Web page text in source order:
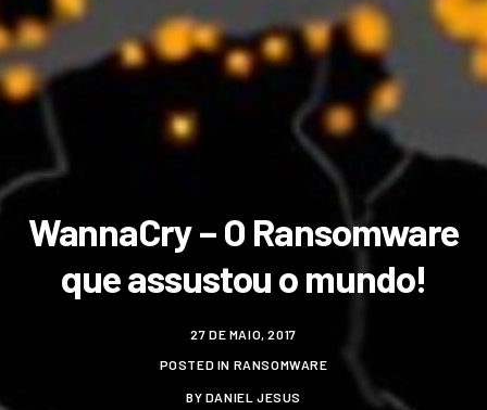
WannaCry – O Ransomware
que assustou o mundo!
27 DE MAIO, 2017
POSTED IN RANSOMWARE
BY DANIEL JESUS